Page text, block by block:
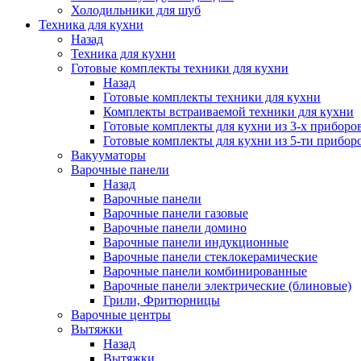
Холодильники для шуб
Техника для кухни
Назад
Техника для кухни
Готовые комплекты техники для кухни
Назад
Готовые комплекты техники для кухни
Комплекты встраиваемой техники для кухни
Готовые комплекты для кухни из 3-х
Готовые комплекты для кухни из 5-ти
Вакууматоры
Варочные панели
Назад
Варочные панели
Варочные панели газовые
Варочные панели домино
Варочные панели индукционные
Варочные панели стеклокерамические
Варочные панели комбинированные
Варочные панели электрические (блиновые)
Грили, Фритюрницы
Варочные центры
Вытяжки
Назад
Вытяжки